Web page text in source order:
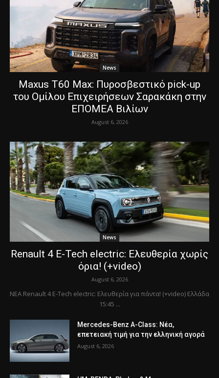
News
Maxus T60 Max: Πυροσβεστικό pick-up
του Ομίλου Επιχειρήσεων Σαρακάκη στην
ΕΠΟΜΕΑ Βιλίων
August 6, 2026
News
Renault 4 E-Tech electric: Ελευθερία χωρίς
όρια! (+video)
August 6, 2026
ΝΕΑ Renault 4 E-Tech electric: Ελευθερία για πάντα! (+video) Ελλάδα
15:45 ...
Mercedes-Benz A-Class: Νέα,
επετειακή τιμή για την ελληνική αγορά
August 6, 2026